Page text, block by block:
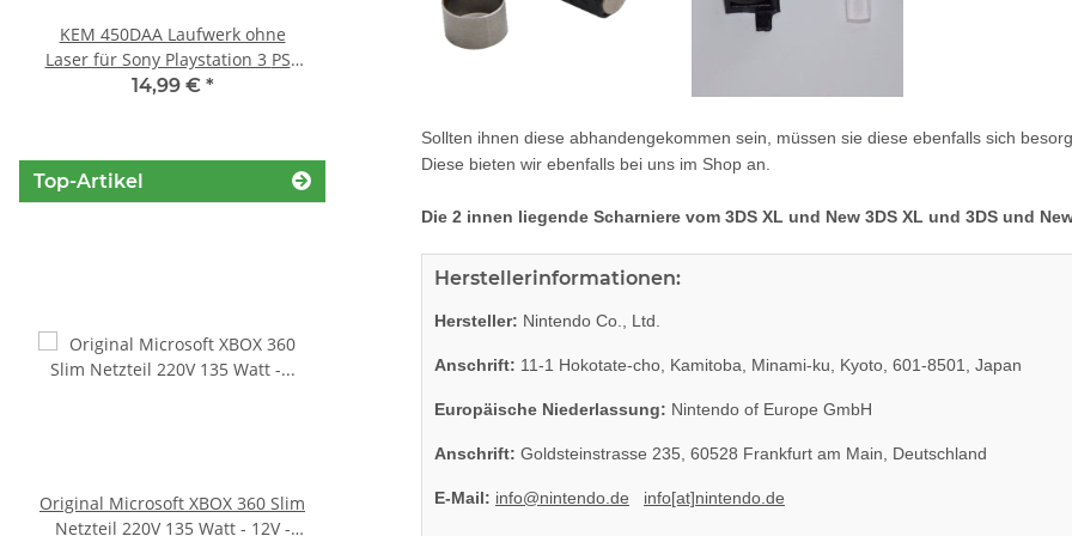
Sollten ihnen diese abhandengekommen sein, müssen sie diese ebenfalls sich
Diese bieten wir ebenfalls bei uns im Shop an.
Die 2 innen liegende Scharniere vom 3DS XL und New 3DS XL und 3DS und
Herstellerinformationen:
Hersteller: Nintendo Co., Ltd.
Anschrift: 11-1 Hokotate-cho, Kamitoba, Minami-ku, Kyoto, 601-8501, Japan
Europäische Niederlassung: Nintendo of Europe GmbH
Anschrift: Goldsteinstrasse 235, 60528 Frankfurt am Main, Deutschland
E-Mail: info@nintendo.de info[at]nintendo.de
KEM 450DAA Laufwerk ohne
Laser für Sony Playstation 3 PS3
Slim
14,99 € *
KEM 450AAA Laufwerk oberteil
SONY PS3 Slim Netzteil EADP
Top-Artikel
Original Microsoft XBOX 360 Slim
Netzteil 220V 135 Watt - 12V -
XBOX 360 Slim Netzteil 220V 135
SONY PlayStation 4™ PS4 Slim